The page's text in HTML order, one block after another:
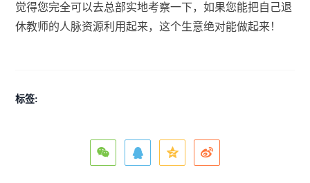
觉得您完全可以去总部实地考察一下，如果您能把自己退
休教师的人脉资源利用起来，这个生意绝对能做起来！
标签: